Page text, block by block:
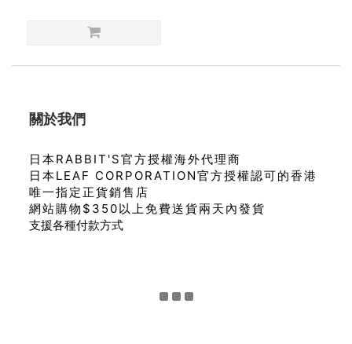
關於我們
日本RABBIT'S官方授權海外代理商
日本LEAF CORPORATION官方授權認可的香港
唯一指定正貨銷售店
網站購物$350以上免費送貨兩天內發貨
支援各種付款方式